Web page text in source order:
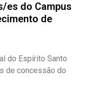
es do Campus
de
do Espírito Santo
de concessão do